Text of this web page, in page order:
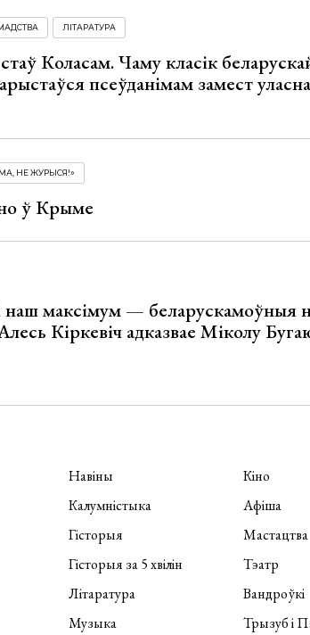
ЛІТАРАТУРА
Коласам. Чаму класік
псеўданімам замест
НЕ ЖУРЫСЯ!»
ў Крыме
наш максімум — беларускамоўныя
Кіркевіч адказвае Міколу
Навіны
Калумністыка
Гісторыя
Гісторыя за 5 хвілін
Літаратура
Музыка
Кіно
Афіша
Мастацтва
Тэатр
Вандроўкі
Трызуб і